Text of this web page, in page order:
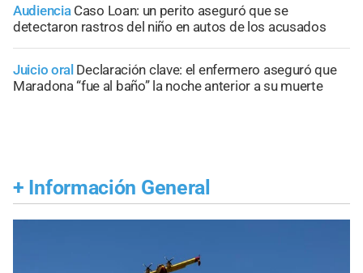
Audiencia Caso Loan: un perito aseguró que se
detectaron rastros del niño en autos de los acusados
Juicio oral Declaración clave: el enfermero aseguró que
Maradona “fue al baño” la noche anterior a su muerte
+ Información General